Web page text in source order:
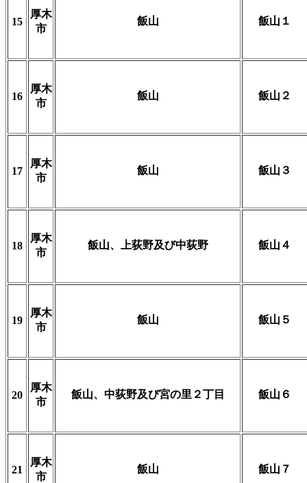
15
厚木
市
飯山 飯山１
16
厚木
市
飯山 飯山２
17
厚木
市
飯山 飯山３
18
厚木
市
飯山、上荻野及び中荻野 飯山４
19
厚木
市
飯山 飯山５
20
厚木
市
飯山、中荻野及び宮の里２丁目 飯山６
21
厚木
市
飯山 飯山７